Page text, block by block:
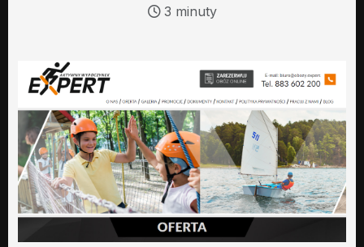
3 minuty